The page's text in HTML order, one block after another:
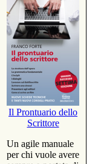
Il Prontuario dello
Scrittore
Un agile manuale
per chi vuole avere